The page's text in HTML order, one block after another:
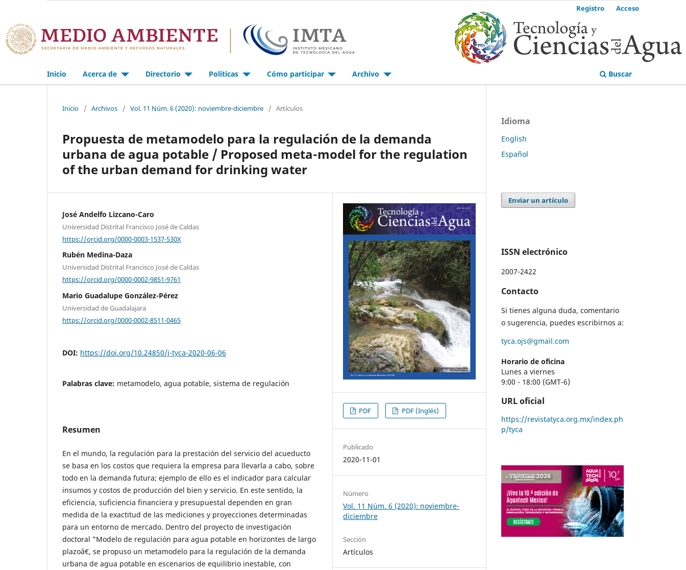
Inicio Acerca de Directorio Políticas Cómo participar Archivo Buscar
Registro Acceso
Inicio / Archivos / Vol. 11 Núm. 6 (2020): noviembre-diciembre / Artículos
Propuesta de metamodelo para la regulación de la demanda
urbana de agua potable / Proposed meta-model for the regulation
of the urban demand for drinking water
José Andelfo Lizcano-Caro
Universidad Distrital Francisco José de Caldas
https://orcid.org/0000-0003-1537-530X
Rubén Medina-Daza
Universidad Distrital Francisco José de Caldas
https://orcid.org/0000-0002-9851-9761
Mario Guadalupe González-Pérez
Universidad de Guadalajara
https://orcid.org/0000-0002-8511-0465
DOI: https://doi.org/10.24850/j-tyca-2020-06-06
Palabras clave: metamodelo, agua potable, sistema de regulación
Resumen
En el mundo, la regulación para la prestación del servicio del acueducto
se basa en los costos que requiera la empresa para llevarla a cabo, sobre
todo en la demanda futura; ejemplo de ello es el indicador para calcular
insumos y costos de producción del bien y servicio. En este sentido, la
eficiencia, suficiencia financiera y presupuestal dependen en gran
medida de la exactitud de las mediciones y proyecciones determinadas
para un entorno de mercado. Dentro del proyecto de investigación
doctoral "Modelo de regulación para agua potable en horizontes de largo
plazoâ€, se propuso un metamodelo para la regulación de la demanda
urbana de agua potable en escenarios de equilibrio inestable, con
PDF PDF (Inglés)
Publicado
2020-11-01
Número
Vol. 11 Núm. 6 (2020): noviembre-
diciembre
Sección
Artículos
Idioma
English
Español
Enviar un artículo
ISSN electrónico
2007-2422
Contacto
Si tienes alguna duda, comentario
o sugerencia, puedes escribirnos a:
tyca.ojs@gmail.com
Horario de oficina
Lunes a viernes
9:00 - 18:00 (GMT-6)
URL oficial
https://revistatyca.org.mx/index.ph
p/tyca